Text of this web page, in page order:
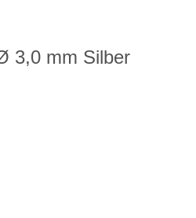
3,0 mm Silber